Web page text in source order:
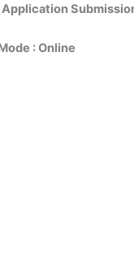
Application
: Online